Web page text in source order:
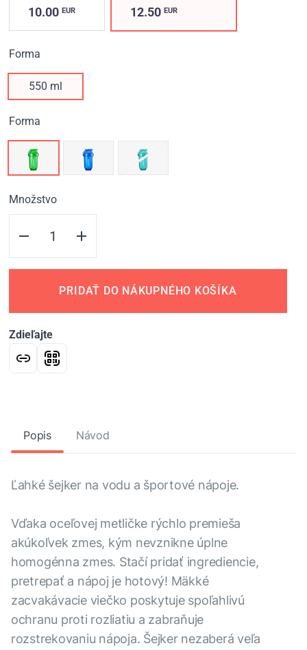
10.00 EUR 12.50EUR
Forma
550 ml
Forma
Množstvo
PRIDAŤ DO NÁKUPNÉHO KOŠÍKA
Zdieľajte
Popis Návod
Ľahké šejker na vodu a športové nápoje.
Vďaka oceľovej metličke rýchlo premieša
akúkoľvek zmes, kým nevznikne úplne
homogénna zmes. Stačí pridať ingrediencie,
pretrepať a nápoj je hotový! Mäkké
zacvakávacie viečko poskytuje spoľahlivú
ochranu proti rozliatiu a zabraňuje
rozstrekovaniu nápoja. Šejker nezaberá veľa